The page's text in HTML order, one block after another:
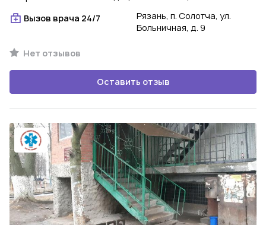
Вызов врача 24/7
Рязань, п. Солотча, ул.
Больничная, д. 9
Нет отзывов
Оставить отзыв